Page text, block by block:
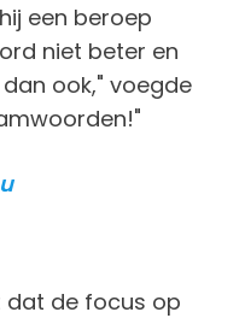
een beroep
niet beter en
ook," voegde
dat de focus op